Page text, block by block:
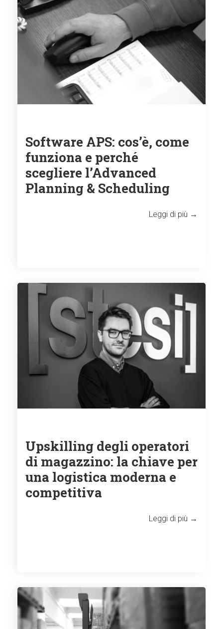
Software APS: cos’è, come
funziona e perché
scegliere l’Advanced
Planning & Scheduling
Leggi di più →
Upskilling degli operatori
di magazzino: la chiave per
una logistica moderna e
competitiva
Leggi di più →